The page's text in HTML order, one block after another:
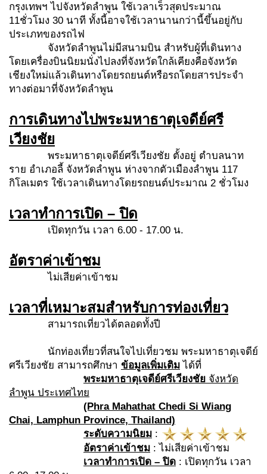
กรุงเทพฯ ไปจังหวัดลำพูน ใช้เวลาเร็วสุดประมาณ
11ชั่วโมง 30 นาที ทั้งนี้อาจใช้เวลานานกว่านี้ขึ้นอยู่กับ
ประเภทของรถไฟ
จังหวัดลำพูนไม่มีสนามบิน สำหรับผู้ที่เดินทาง
โดยเครื่องบินนิยมนั่งไปลงที่จังหวัดใกล้เคียงคือจังหวัด
เชียงใหม่แล้วเดินทางโดยรถยนต์หรือรถโดยสารประจำ
ทางต่อมาที่จังหวัดลำพูน
การเดินทางไปพระมหาธาตุเจดีย์ศรี
เวียงชัย
พระมหาธาตุเจดีย์ศรีเวียงชัย ตั้งอยู่ ตำบลนาท
ราย อำเภอลี้ จังหวัดลำพูน ห่างจากตัวเมืองลำพูน 117
กิโลเมตร ใช้เวลาเดินทางโดยรถยนต์ประมาณ 2 ชั่วโมง
เวลาทำการเปิด – ปิด
เปิดทุกวัน เวลา 6.00 - 17.00 น.
อัตราค่าเข้าชม
ไม่เสียค่าเข้าชม
เวลาที่เหมาะสมสำหรับการท่องเที่ยว
สามารถเที่ยวได้ตลอดทั้งปี
นักท่องเที่ยวที่สนใจไปเที่ยวชม พระมหาธาตุเจดีย์
ศรีเวียงชัย สามารถศึกษา ข้อมูลเพิ่มเติม ได้ที่
พระมหาธาตุเจดีย์ศรีเวียงชัย จังหวัด
ลำพูน ประเทศไทย
(Phra Mahathat Chedi Si Wiang
Chai, Lamphun Province, Thailand)
ระดับความนิยม :
อัตราค่าเข้าชม : ไม่เสียค่าเข้าชม
เวลาทำการเปิด – ปิด : เปิดทุกวัน เวลา